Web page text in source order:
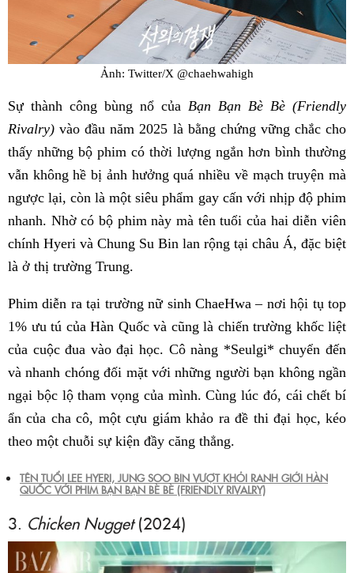
Ảnh: Twitter/X @chaehwahigh
Sự thành công bùng nổ của Bạn Bạn Bè Bè (Friendly
Rivalry) vào đầu năm 2025 là bằng chứng vững chắc cho
thấy những bộ phim có thời lượng ngắn hơn bình thường
vẫn không hề bị ảnh hưởng quá nhiều về mạch truyện mà
ngược lại, còn là một siêu phẩm gay cấn với nhịp độ phim
nhanh. Nhờ có bộ phim này mà tên tuổi của hai diễn viên
chính Hyeri và Chung Su Bin lan rộng tại châu Á, đặc biệt
là ở thị trường Trung.
Phim diễn ra tại trường nữ sinh ChaeHwa – nơi hội tụ top
1% ưu tú của Hàn Quốc và cũng là chiến trường khốc liệt
của cuộc đua vào đại học. Cô nàng *Seulgi* chuyển đến
và nhanh chóng đối mặt với những người bạn không ngần
ngại bộc lộ tham vọng của mình. Cùng lúc đó, cái chết bí
ẩn của cha cô, một cựu giám khảo ra đề thi đại học, kéo
theo một chuỗi sự kiện đầy căng thẳng.
TÊN TUỔI LEE HYERI, JUNG SOO BIN VƯỢT KHỎI RANH GIỚI HÀN
QUỐC VỚI PHIM BẠN BẠN BÈ BÈ (FRIENDLY RIVALRY)
3. Chicken Nugget(2024)